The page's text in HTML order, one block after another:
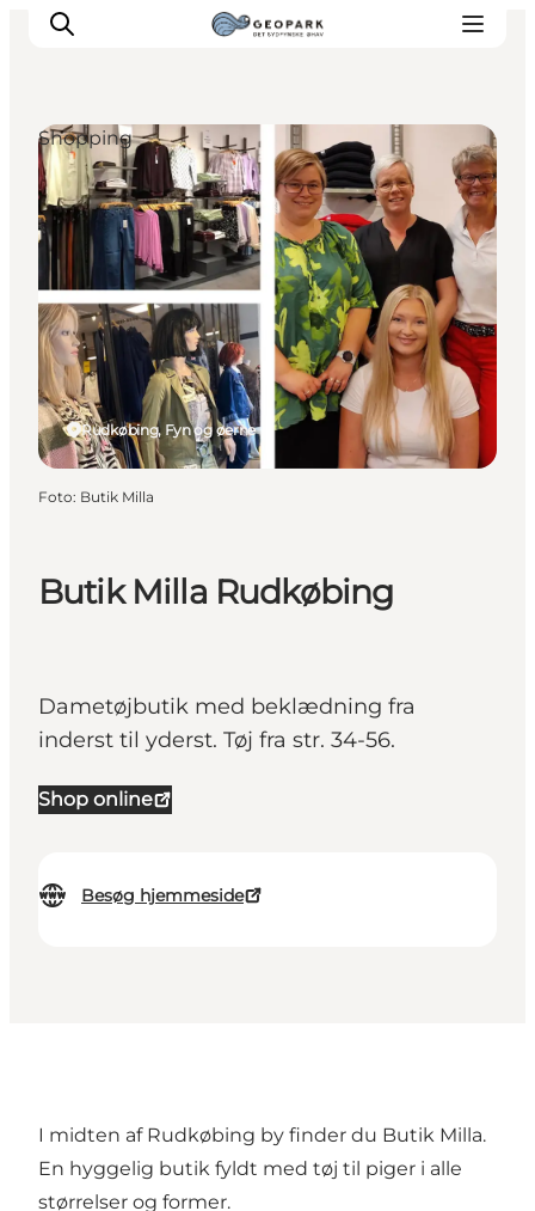
Butik Milla Rudkøbing
Dametøjbutik med beklædning fra
inderst til yderst. Tøj fra str. 34-56.
Shop online
Besøg hjemmeside
Rudkøbing, Fyn og øerne
Shopping
Foto: Butik Milla
I midten af Rudkøbing by finder du Butik Milla.
En hyggelig butik fyldt med tøj til piger i alle
størrelser og former.